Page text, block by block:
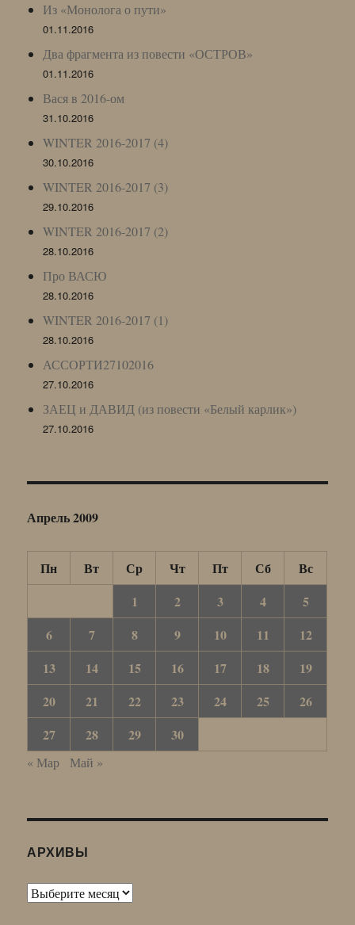
Из «Монолога о пути»
01.11.2016
Два фрагмента из повести «ОСТРОВ»
01.11.2016
Вася в 2016-ом
31.10.2016
WINTER 2016-2017 (4)
30.10.2016
WINTER 2016-2017 (3)
29.10.2016
WINTER 2016-2017 (2)
28.10.2016
Про ВАСЮ
28.10.2016
WINTER 2016-2017 (1)
28.10.2016
АССОРТИ27102016
27.10.2016
ЗАЕЦ и ДАВИД (из повести «Белый карлик»)
27.10.2016
Апрель 2009
Пн Вт Ср Чт Пт Сб
Вс
1
2 3 4
5
6
7 8 9 10 11
12
13
14 15 16 17 18
19
20
21 22 23 24 25
26
27
28 29 30
« Мар Май »
АРХИВЫ
Архивы